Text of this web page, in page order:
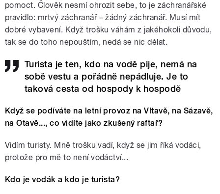
pomoct. Člověk nesmí ohrozit sebe, to je záchranářské
pravidlo: mrtvý záchranář – žádný záchranář. Musí mít
dobré vybavení. Když trošku váhám z jakéhokoli důvodu,
tak se do toho nepouštím, nedá se nic dělat.
Turista je ten, kdo na vodě pije, nemá na
sobě vestu a pořádně nepádluje. Je to
taková cesta od hospody k hospodě
Když se podíváte na letní provoz na Vltavě, na Sázavě,
na Otavě..., co vidíte jako zkušený raftař?
Vidím turisty. Mně trošku vadí, když se jim říká vodáci,
protože pro mě to není vodáctví...
Kdo je vodák a kdo je turista?